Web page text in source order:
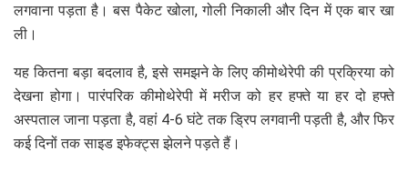
लगवाना पड़ता है। बस पैकेट खोला, गोली निकाली और दिन में एक बार खा
ली।
यह कितना बड़ा बदलाव है, इसे समझने के लिए कीमोथेरेपी की प्रक्रिया को
देखना होगा। पारंपरिक कीमोथेरेपी में मरीज को हर हफ्ते या हर दो हफ्ते
अस्पताल जाना पड़ता है, वहां 4-6 घंटे तक ड्रिप लगवानी पड़ती है, और फिर
कई दिनों तक साइड इफेक्ट्स झेलने पड़ते हैं।